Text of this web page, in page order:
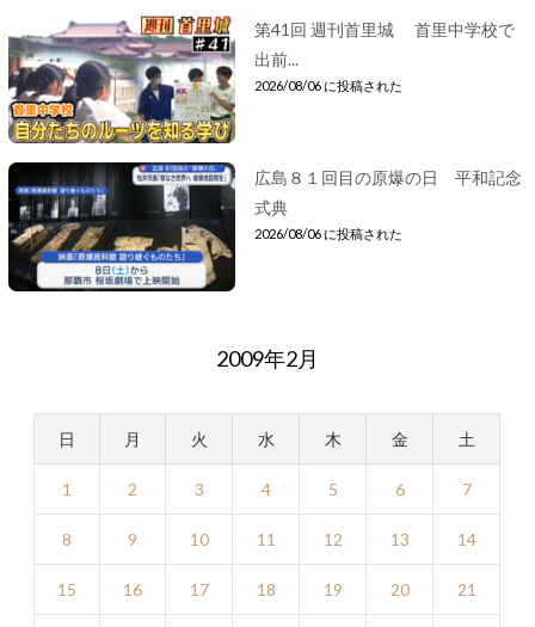
第41回 週刊首里城 首里中学校で
出前...
2026/08/06 に投稿された
広島８１回目の原爆の日 平和記念
式典
2026/08/06 に投稿された
2009年2月
日 月 火 水 木 金 土
1 2 3 4 5 6 7
8 9 10 11 12 13 14
15 16 17 18 19 20 21